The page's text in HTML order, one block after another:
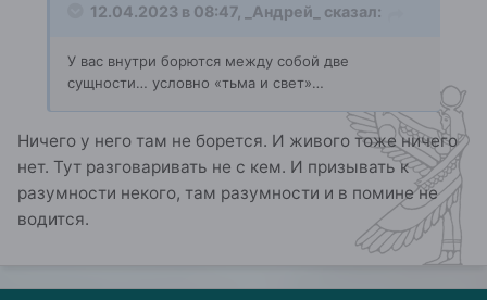
12.04.2023 в 08:47, _Андрей_ сказал:
У вас внутри борются между собой две
сущности… условно «тьма и свет»…
Ничего у него там не борется. И живого тоже ничего
нет. Тут разговаривать не с кем. И призывать к
разумности некого, там разумности и в помине не
водится.